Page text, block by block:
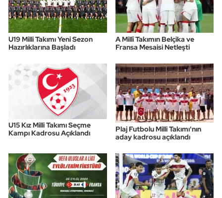
U19 Milli Takımı Yeni Sezon
Hazırlıklarına Başladı
A Millî Takımın Belçika ve
Fransa Mesaisi Netleşti
U15 Kız Milli Takımı Seçme
Kampı Kadrosu Açıklandı
Plaj Futbolu Milli Takımı'nın
aday kadrosu açıklandı